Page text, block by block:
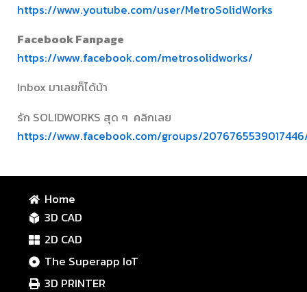
https://www.youtube.com/user/MetroSolidWorks
Facebook Fanpage
https://www.facebook.com/metrosolidworks/
Inbox มาเลยก็ได้น้า
รัก SOLIDWORKS สุด ๆ คลิกเลย
https://www.facebook.com/groups/
Home
3D CAD
2D CAD
The Superapp IoT
3D PRINTER